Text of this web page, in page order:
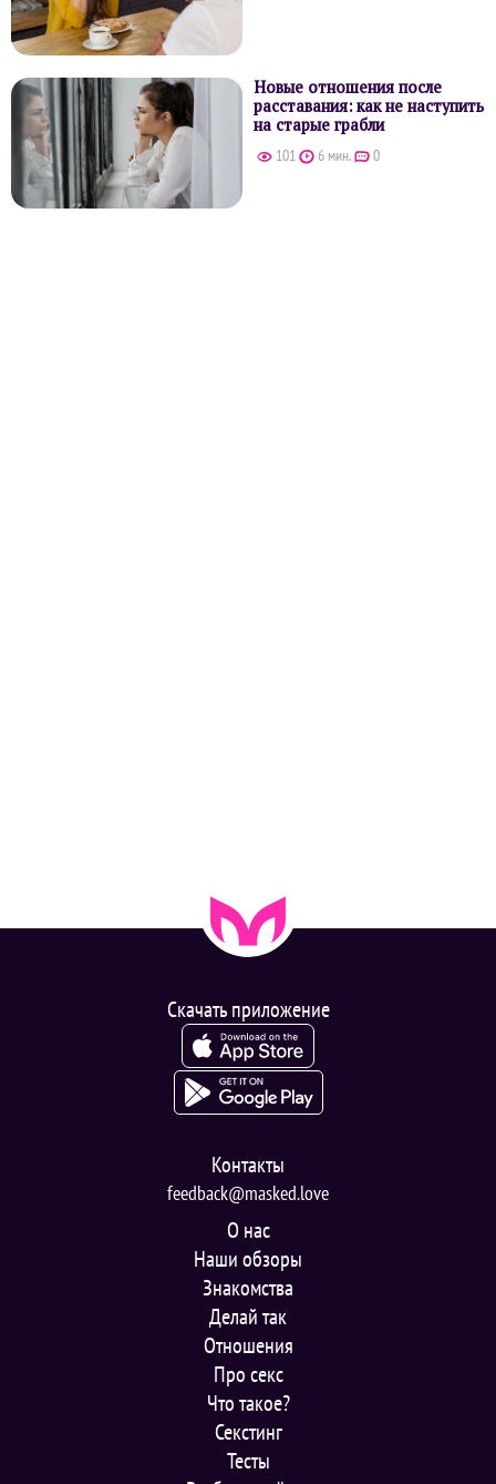
Новые отношения после
расставания: как не наступить
на старые грабли
101 6 мин. 0
Скачать приложение
Контакты
feedback@masked.love
О нас
Наши обзоры
Знакомства
Делай так
Отношения
Про секс
Что такое?
Секстинг
Тесты